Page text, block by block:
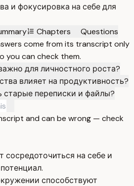
и фокусировка на себе для
Chapters
Questions
come from its transcript only
you can check them.
для личностного роста?
влияет на продуктивность?
старые переписки и файлы?
and can be wrong — check
сосредоточиться на себе и
способствуют